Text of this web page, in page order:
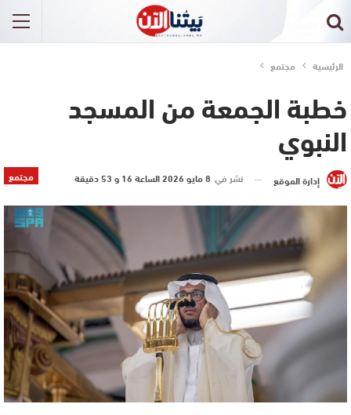
الرئيسية مجتمع
خطبة الجمعة من المسجد
النبوي
مجتمع إدارة الموقع نشر في 8 مايو 2026 الساعة 16 و 53 دقيقة